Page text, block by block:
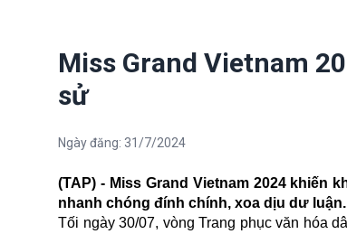
Miss Grand Vietnam
sử
Ngày đăng: 31/7/2024
(TAP) - Miss Grand Vietnam 2024 khiến
nhanh chóng đính chính, xoa dịu dư luận.
Tối ngày 30/07, vòng Trang phục văn hóa